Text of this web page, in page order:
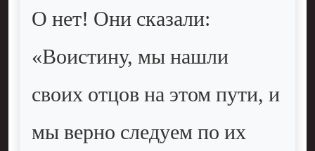
О нет! Они сказали:
«Воистину, мы нашли
своих отцов на этом пути, и
мы верно следуем по их